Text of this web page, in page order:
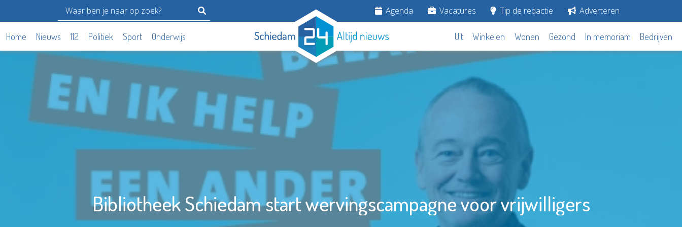
Agenda Vacatures Tip de redactie Adverteren
Home Nieuws 112 Politiek Sport Onderwijs Uit Winkelen Wonen Gezond In memoriam Bedrijven
Bibliotheek Schiedam start wervingscampagne voor vrijwilligers